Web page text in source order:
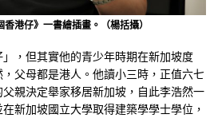
港仔》一書繪插畫。（楊括攝）
，但其實他的青少年時期在新加坡度
父母都是港人。他讀小三時，正值六七
親決定舉家移居新加坡，自此李浩然一
新加坡國立大學取得建築學學士學位，